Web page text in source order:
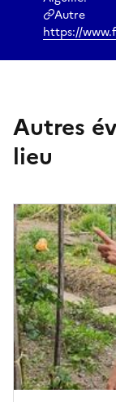
Autre
https://
Autres
lieu